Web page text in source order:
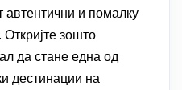
автентични и помалку
зошто
да стане една од
дестинации на